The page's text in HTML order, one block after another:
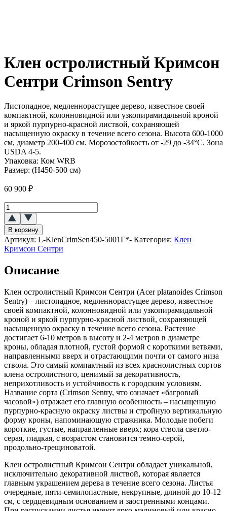
Клен остролистный Кримсон
Сентри Crimson Sentry
Листопадное, медленнорастущее дерево, известное своей
компактной, колонновидной или узкопирамидальной кроной
и яркой пурпурно-красной листвой, сохраняющей
насыщенную окраску в течение всего сезона. Высота 600-1000
см, диаметр 200-400 см. Морозостойкость от -29 до -34°C. Зона
USDA 4-5.
Упаковка: Ком WRB
Размер: (H450-500 см)
60 900 ₽
Количество
товара
Клен
остролистный
Кримсон
Сентри
Sentry)
В корзину
Артикул: L-KlenCrimSen450-5001Г*- Категория: Клен
Кримсон Сентри
Описание
Клен остролистный Кримсон Сентри (Acer platanoides Crimson
Sentry) – листопадное, медленнорастущее дерево, известное
своей компактной, колонновидной или узкопирамидальной
кроной и яркой пурпурно-красной листвой, сохраняющей
насыщенную окраску в течение всего сезона. Растение
достигает 6-10 метров в высоту и 2-4 метров в диаметре
кроны, обладая плотной, густой формой с короткими ветвями,
направленными вверх и отрастающими почти от самого низа
ствола. Это самый компактный из всех краснолистных сортов
клена остролистного, ценимый за декоративность,
неприхотливость и устойчивость к городским условиям.
Название сорта (Crimson Sentry, что означает «багровый
часовой») отражает его главную особенность – насыщенную
пурпурно-красную окраску листвы и стройную вертикальную
форму кроны, напоминающую стражника. Молодые побеги
короткие, густые, направленные вверх; кора ствола светло-
серая, гладкая, с возрастом становится темно-серой,
продольно-трещиноватой.
Клен остролистный Кримсон Сентри обладает уникальной,
исключительно декоративной листвой, которая является
главным украшением дерева в течение всего сезона. Листья
очередные, пяти-семилопастные, некрупные, длиной до 10-12
см, с сердцевидным основанием и заостренными концами.